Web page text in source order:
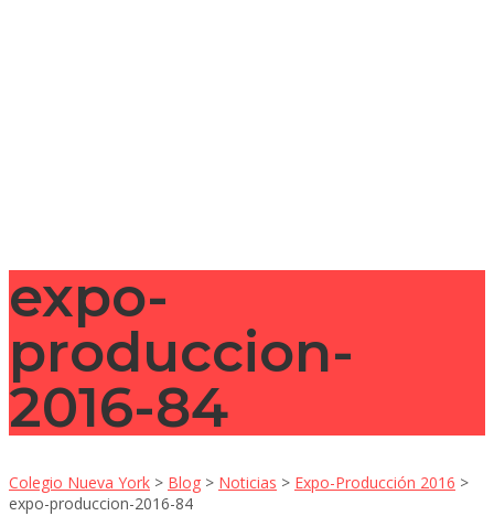
expo-
produccion-
2016-84
Colegio Nueva York > Blog > Noticias > Expo-Producción 2016 >
expo-produccion-2016-84